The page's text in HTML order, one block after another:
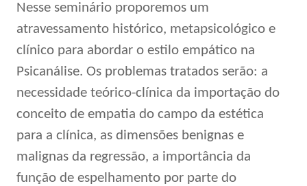
Nesse seminário proporemos um
atravessamento histórico, metapsicológico e
clínico para abordar o estilo empático na
Psicanálise. Os problemas tratados serão: a
necessidade teórico-clínica da importação do
conceito de empatia do campo da estética
para a clínica, as dimensões benignas e
malignas da regressão, a importância da
função de espelhamento por parte do